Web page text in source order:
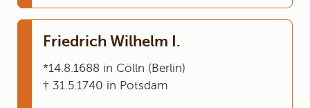
Friedrich Wilhelm I.
*14.8.1688 in Cölln (Berlin)
† 31.5.1740 in Potsdam